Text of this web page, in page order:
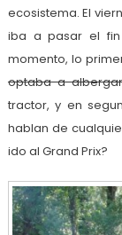
ecosistema. El
iba a pasar el fin
momento, lo
optaba a
tractor, y en
hablan de
ido al Grand Prix?